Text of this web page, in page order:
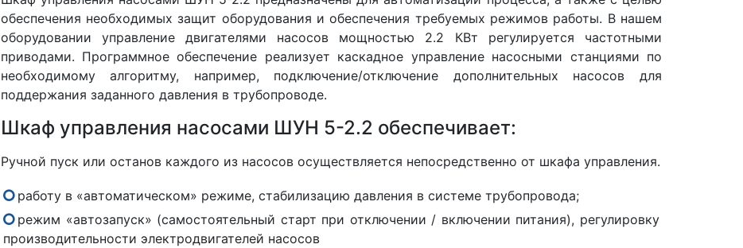
обеспечения необходимых защит оборудования и обеспечения требуемых режимов работы. В нашем
оборудовании управление двигателями насосов мощностью 2.2 КВт регулируется частотными
приводами. Программное обеспечение реализует каскадное управление насосными станциями по
необходимому алгоритму, например, подключение/отключение дополнительных насосов для
поддержания заданного давления в трубопроводе.
Шкаф управления насосами ШУН 5-2.2 обеспечивает:
Ручной пуск или останов каждого из насосов осуществляется непосредственно от шкафа управления.
работу в «автоматическом» режиме, стабилизацию давления в системе трубопровода;
режим «автозапуск» (самостоятельный старт при отключении / включении питания), регулировку
производительности электродвигателей насосов